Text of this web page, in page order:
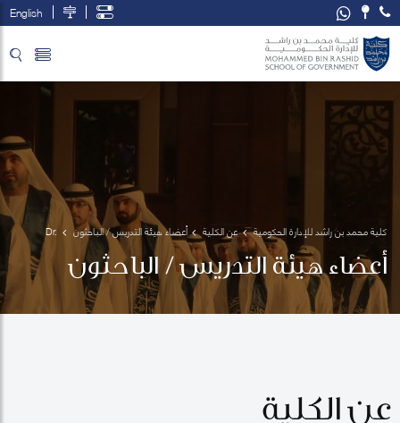
English
كلية محمد بن راشد للإدارة الحكومية عن الكلية أعضاء هيئة التدريس / الباحثون
Dr.
Suhair
Hamouri
أعضاء هيئة التدريس / الباحثون
عن الكلية